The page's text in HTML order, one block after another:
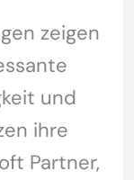
zeigen
und
ihre
Partner,